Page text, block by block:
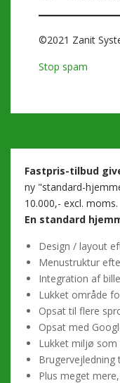
©2021 Zanit
Stop spam
Fastpris-tilbud
ny "standard-
10.000,- excl. moms.
En standard
Design / layout
Menustruktur
Integration af
Lukket område
Opsat til flere
Opsat med
Lukket miljø som
Brugervejledning
Plus meget